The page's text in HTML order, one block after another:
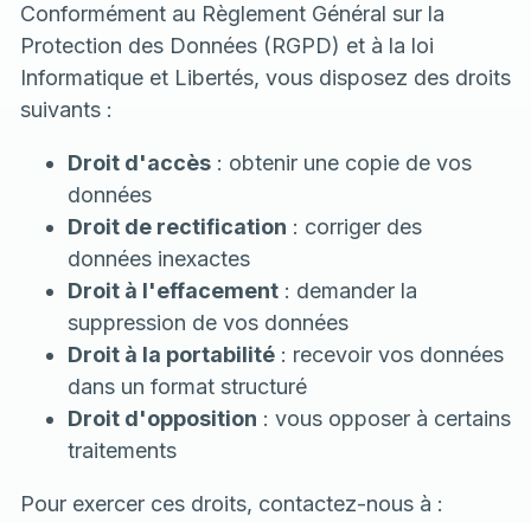
Conformément au Règlement Général sur la
Protection des Données (RGPD) et à la loi
Informatique et Libertés, vous disposez des droits
suivants :
Droit d'accès : obtenir une copie de vos
données
Droit de rectification : corriger des
données inexactes
Droit à l'effacement : demander la
suppression de vos données
Droit à la portabilité : recevoir vos données
dans un format structuré
Droit d'opposition : vous opposer à certains
traitements
Pour exercer ces droits, contactez-nous à :